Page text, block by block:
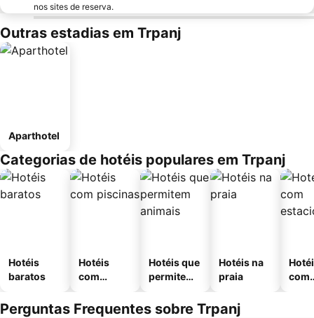
nos sites de reserva.
Outras estadias em Trpanj
Aparthotel
Categorias de hotéis populares em Trpanj
Hotéis
baratos
Hotéis
com
Hotéis que
permitem
Hotéis na
praia
com
Perguntas Frequentes sobre Trpanj